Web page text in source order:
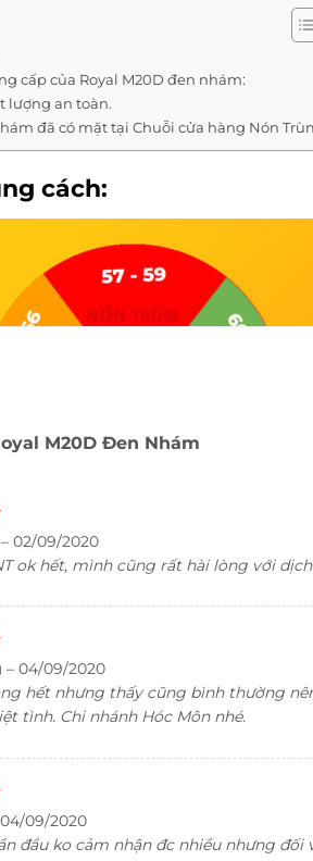
cấp của Royal M20D đen nhám:
lượng an toàn.
đã có mặt tại Chuỗi cửa hàng Nón
cách:
M20D Đen Nhám
– 02/09/2020
ok hết, mình cũng rất hài lòng với
– 04/09/2020
hết nhưng thấy cũng bình thường
tình. Chi nhánh Hóc Môn nhé.
04/09/2020
đầu ko cảm nhận đc nhiều nhưng